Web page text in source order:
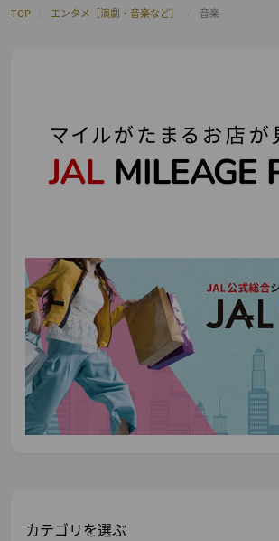
TOP エンタメ［演劇・音楽など］ 音楽
カテゴリを選ぶ